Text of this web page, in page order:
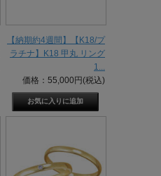
【納期約4週間】【K18/プ
ラチナ】K18 甲丸 リング
1...
価格：55,000円(税込)